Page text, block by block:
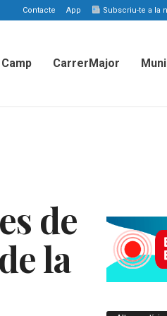
Contacte App Subscriu-te a la
CarrerMajor
de
la